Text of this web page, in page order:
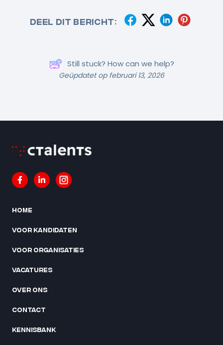
Deel dit bericht:
Still stuck? How can we help?
Geüpdatet op februari 13, 2026
Home
Voor kandidaten
Voor organisaties
Vacatures
Over ons
Contact
Kennisbank